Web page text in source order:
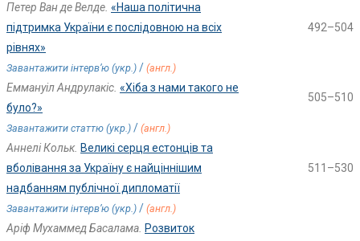
Петер Ван де Велде. «Наша політична
підтримка України є послідовною на всіх
рівнях»
492–504
Завантажити інтерв’ю (укр.) / (англ.)
Еммануіл Андрулакіс. «Хіба з нами такого не
було?»
505–510
Завантажити статтю (укр.) / (англ.)
Аннелі Кольк. Великі серця естонців та
вболівання за Україну є найціннішим
надбанням публічної дипломатії
511–530
Завантажити інтерв’ю (укр.) / (англ.)
Аріф Мухаммед Басалама. Розвиток